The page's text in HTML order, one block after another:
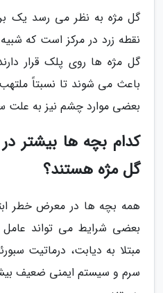
گل مژه به نظر می رسد یک
نقطه زرد در مرکز است که
گل مژه ها روی پلک قرار
باعث می شوند تا نسبتاً
بعضی موارد چشم نیز به علت
کدام بچه ها بیشتر
گل مژه هستند؟
همه بچه ها در معرض خطر
بعضی شرایط می تواند عامل
مبتلا به دیابت، درماتیت
سرم و سیستم ایمنی ضعیف